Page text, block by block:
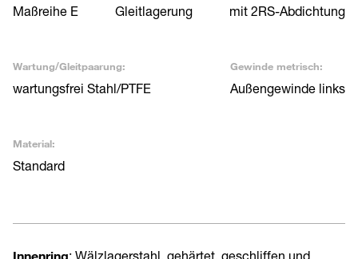
Maßreihe E Gleitlagerung mit 2RS-Abdichtung
Wartung/Gleitpaarung:
wartungsfrei Stahl/PTFE
Gewinde metrisch:
Außengewinde links
Material:
Standard
Innenring: Wälzlagerstahl, gehärtet, geschliffen und